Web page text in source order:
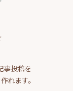
事投稿を
れます。